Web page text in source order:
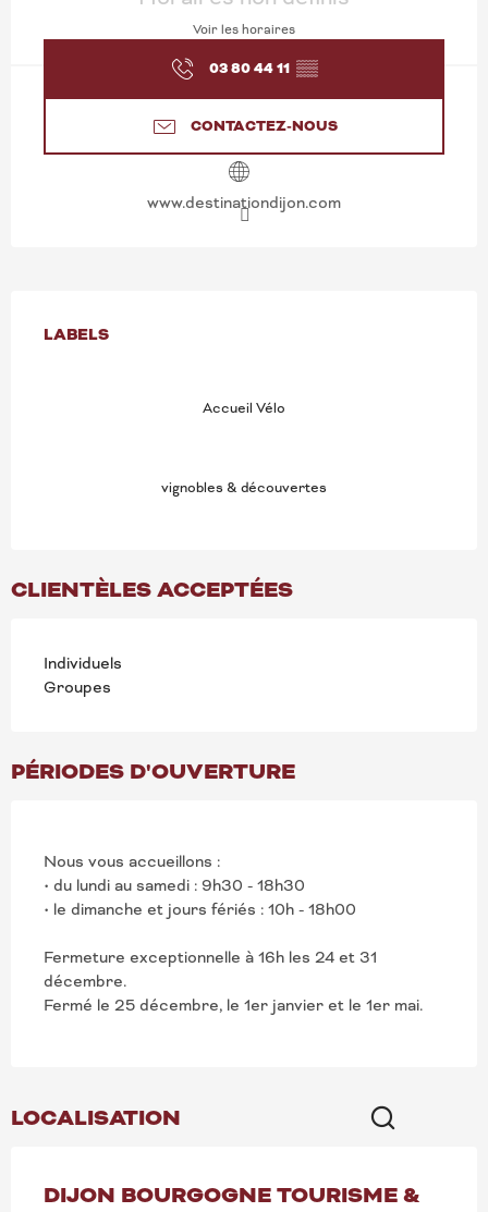
Voir les horaires
03 80 44 11 ▒▒
CONTACTEZ-NOUS
www.destinationdijon.com
OFFRES DE PRESTATIONS
LABELS
LABELS
Accueil Vélo
vignobles & découvertes
CLIENTÈLES ACCEPTÉES
Individuels
Groupes
PÉRIODES D'OUVERTURE
Nous vous accueillons :
• du lundi au samedi : 9h30 - 18h30
• le dimanche et jours fériés : 10h - 18h00
Fermeture exceptionnelle à 16h les 24 et 31
décembre.
Fermé le 25 décembre, le 1er janvier et le 1er mai.
LOCALISATION
DIJON BOURGOGNE TOURISME &